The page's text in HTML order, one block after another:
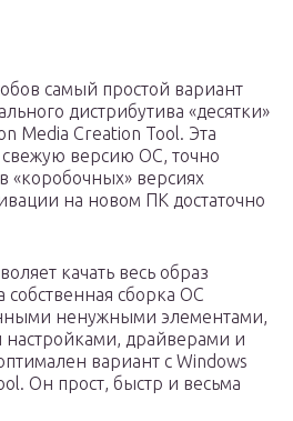
самый простой вариант
дистрибутива «десятки»
Media Creation Tool. Эта
свежую версию ОС, точно
«коробочных» версиях
на новом ПК достаточно
качать весь образ
собственная сборка ОС
ненужными элементами,
драйверами и
вариант с Windows
Он прост, быстр и весьма